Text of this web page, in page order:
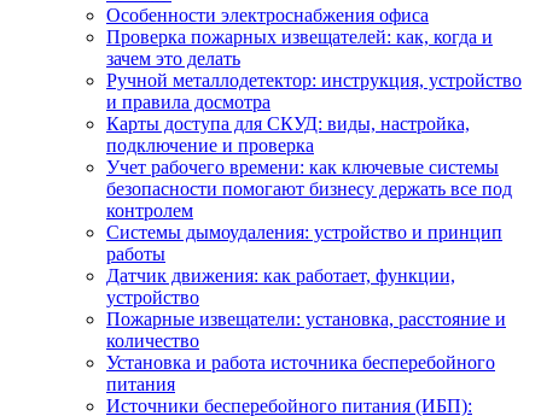
Особенности электроснабжения офиса
Проверка пожарных извещателей: как, когда и
зачем это делать
Ручной металлодетектор: инструкция, устройство
и правила досмотра
Карты доступа для СКУД: виды, настройка,
подключение и проверка
Учет рабочего времени: как ключевые системы
безопасности помогают бизнесу держать все под
контролем
Системы дымоудаления: устройство и принцип
работы
Датчик движения: как работает, функции,
устройство
Пожарные извещатели: установка, расстояние и
количество
Установка и работа источника бесперебойного
питания
Источники бесперебойного питания (ИБП):